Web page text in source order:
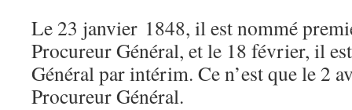
Le 23 janvier 1848, il est nommé
Procureur Général, et le 18 février, il
Général par intérim. Ce n’est que le 2
Procureur Général.